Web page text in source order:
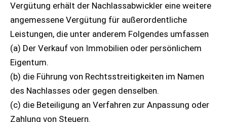
Vergütung erhält der Nachlassabwickler eine weitere
angemessene Vergütung für außerordentliche
Leistungen, die unter anderem Folgendes umfassen
(a) Der Verkauf von Immobilien oder persönlichem
Eigentum.
(b) die Führung von Rechtsstreitigkeiten im Namen
des Nachlasses oder gegen denselben.
(c) die Beteiligung an Verfahren zur Anpassung oder
Zahlung von Steuern.